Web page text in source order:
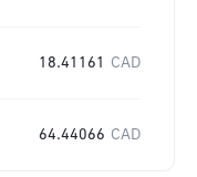
18.41161 CAD
64.44066 CAD